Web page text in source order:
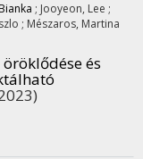
; Jooyeon, Lee ;
; Mészaros, Martina
és